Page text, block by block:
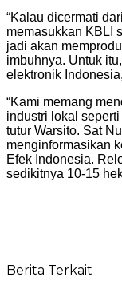
“Kalau dicermati
memasukkan KBLI
jadi akan
imbuhnya. Untuk
elektronik
“Kami memang
industri lokal
tutur Warsito. Sat
menginformasikan
Efek Indonesia.
sedikitnya 10-15
Berita Terkait